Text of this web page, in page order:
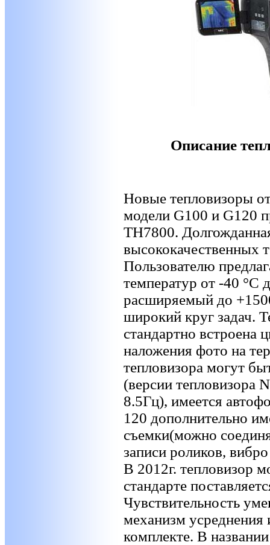
Описание
Новые тепловизоры
модели G100 и G120
TH7800.
высококачественных
Пользователю
температур от -40 °С
расширяемый до
широкий круг задач.
стандартно встроена
наложения фото на
тепловизора могут
(версии тепловизора
8.5Гц), имеется
120 дополнительно
съемки(можно
записи роликов,
В 2012г. тепловизор
стандарте
Чувствительность
механизм усреднения
комплекте. В